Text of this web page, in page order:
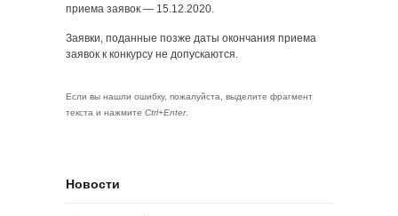
приема заявок — 15.12.2020.
Заявки, поданные позже даты окончания приема
заявок к конкурсу не допускаются.
Если вы нашли ошибку, пожалуйста, выделите фрагмент
текста и нажмите Ctrl+Enter.
Новости